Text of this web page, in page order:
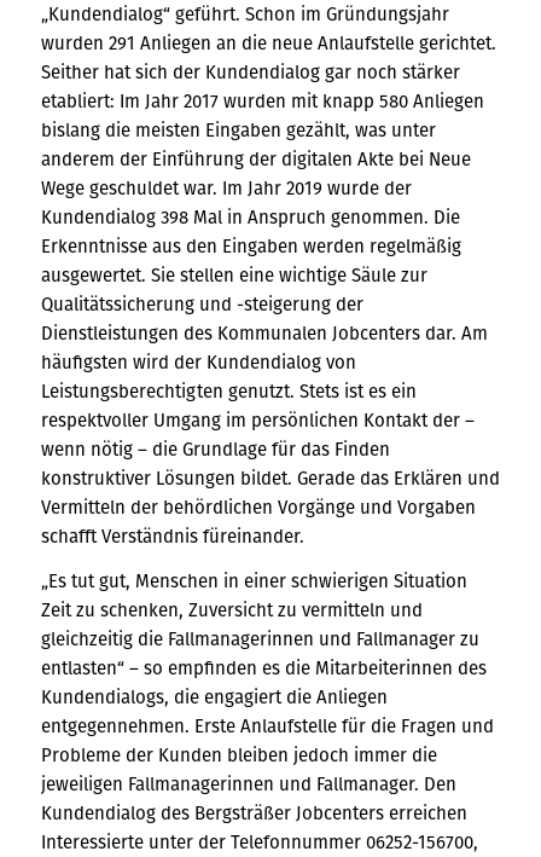
„Kundendialog“ geführt. Schon im Gründungsjahr
wurden 291 Anliegen an die neue Anlaufstelle gerichtet.
Seither hat sich der Kundendialog gar noch stärker
etabliert: Im Jahr 2017 wurden mit knapp 580 Anliegen
bislang die meisten Eingaben gezählt, was unter
anderem der Einführung der digitalen Akte bei Neue
Wege geschuldet war. Im Jahr 2019 wurde der
Kundendialog 398 Mal in Anspruch genommen. Die
Erkenntnisse aus den Eingaben werden regelmäßig
ausgewertet. Sie stellen eine wichtige Säule zur
Qualitätssicherung und -steigerung der
Dienstleistungen des Kommunalen Jobcenters dar. Am
häufigsten wird der Kundendialog von
Leistungsberechtigten genutzt. Stets ist es ein
respektvoller Umgang im persönlichen Kontakt der –
wenn nötig – die Grundlage für das Finden
konstruktiver Lösungen bildet. Gerade das Erklären und
Vermitteln der behördlichen Vorgänge und Vorgaben
schafft Verständnis füreinander.
„Es tut gut, Menschen in einer schwierigen Situation
Zeit zu schenken, Zuversicht zu vermitteln und
gleichzeitig die Fallmanagerinnen und Fallmanager zu
entlasten“ – so empfinden es die Mitarbeiterinnen des
Kundendialogs, die engagiert die Anliegen
entgegennehmen. Erste Anlaufstelle für die Fragen und
Probleme der Kunden bleiben jedoch immer die
jeweiligen Fallmanagerinnen und Fallmanager. Den
Kundendialog des Bergsträßer Jobcenters erreichen
Interessierte unter der Telefonnummer 06252-156700,